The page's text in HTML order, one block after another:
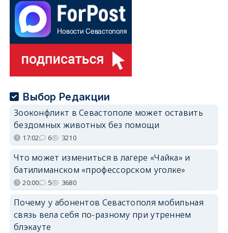
Выбор Редакции
Зооконфликт в Севастополе может оставить
бездомных животных без помощи
17:02 6 3210
Что может измениться в лагере «Чайка» и
батилиманском «профессорском уголке»
20:00 5 3680
Почему у абонентов Севастополя мобильная
связь вела себя по-разному при утреннем
блэкауте